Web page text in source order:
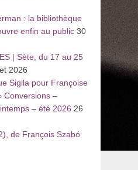
: la bibliothèque
enfin au public 30
| Sète, du 17 au 25
2026
Sigila pour Françoise
Conversions –
– été 2026 26
de François Szabó